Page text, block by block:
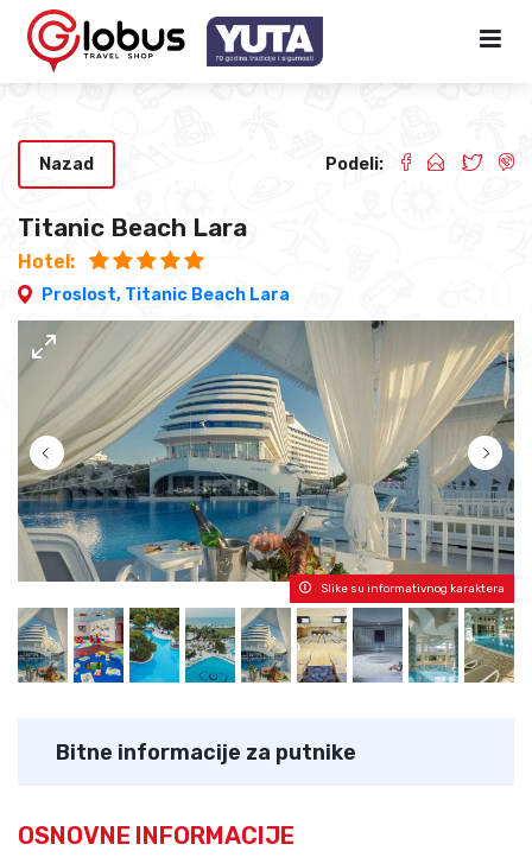
Titanic Beach Lara
Hotel:
Proslost, Titanic Beach Lara
Nazad Podeli:
Slike su informativnog karaktera
Bitne informacije za putnike
OSNOVNE INFORMACIJE